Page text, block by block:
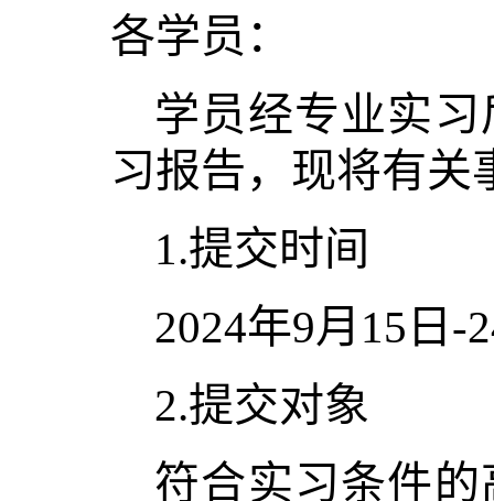
各学员：
学员经专业实
习报告，现将有关
1.提交时间
2024年9月15日-
2.提交对象
符合实习条件